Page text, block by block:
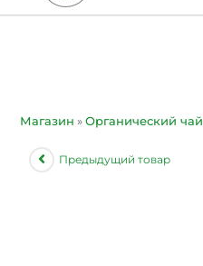
Магазин »Органический чай
Предыдущий товар